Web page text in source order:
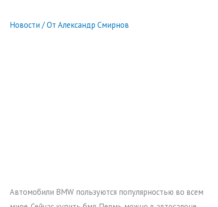
Новости / От Александр Смирнов
Автомобили BMW пользуются популярностью во всем